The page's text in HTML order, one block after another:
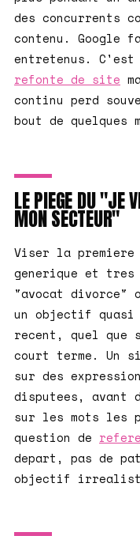
des concurrents
contenu.
entretenus.
refonte de site
continu perd
bout de quelques
LE PIEGE DU "JE
MON SECTEUR"
Viser la
generique et tres
"avocat divorce"
un objectif quasi
recent, quel que
court terme. Un
sur des
disputees, avant
sur les mots les
question de
depart, pas de
objectif